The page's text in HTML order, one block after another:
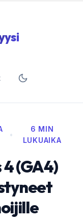
•
6 MIN
LUKUAIKA
(GA4)